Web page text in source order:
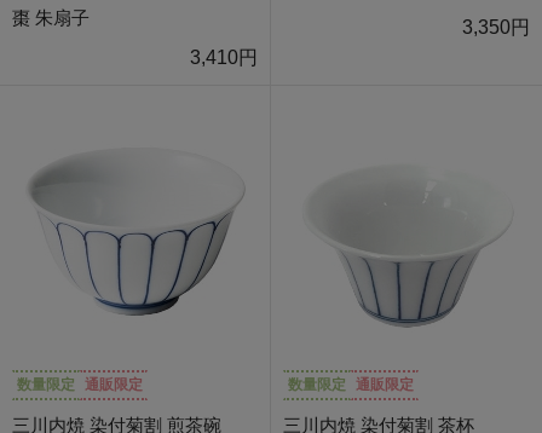
棗 朱扇子
3,410円
3,350円
数量限定 通販限定
三川内焼 染付菊割 煎茶碗
数量限定 通販限定
三川内焼 染付菊割 茶杯